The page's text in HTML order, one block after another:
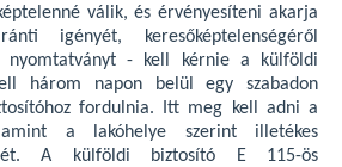
válik, és érvényesíteni akarja
igényét, keresőképtelenségéről
nyomtatványt - kell kérnie a külföldi
három napon belül egy szabadon
fordulnia. Itt meg kell adni a
a lakóhelye szerint illetékes
A külföldi biztosító E 115-ös